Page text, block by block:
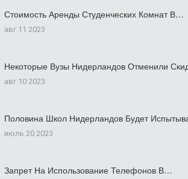
Стоимость Аренды Студенческих Комнат В…
авг 11 2023
Некоторые Вузы Нидерландов Отменили
авг 10 2023
Половина Школ Нидерландов Будет
июль 20 2023
Запрет На Использование Телефонов В…